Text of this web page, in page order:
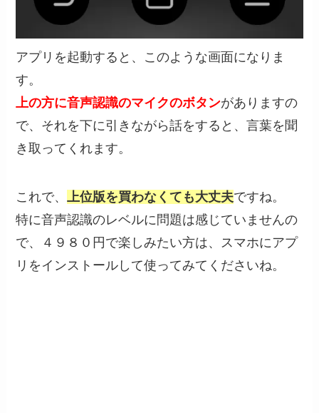
アプリを起動すると、このような画面になりま
す。
上の方に音声認識のマイクのボタンがありますの
で、それを下に引きながら話をすると、言葉を聞
き取ってくれます。
これで、 上位版を買わなくても大丈夫ですね。
特に音声認識のレベルに問題は感じていませんの
で、４９８０円で楽しみたい方は、スマホにアプ
リをインストールして使ってみてくださいね。